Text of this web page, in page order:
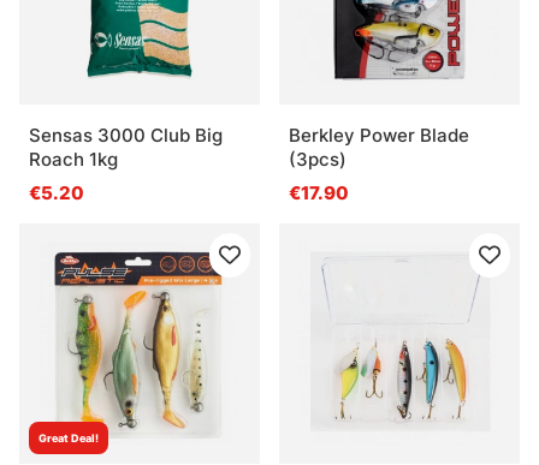
Sensas 3000 Club Big
Roach 1kg
€5.20
Berkley Power Blade
(3pcs)
€17.90
Great Deal!